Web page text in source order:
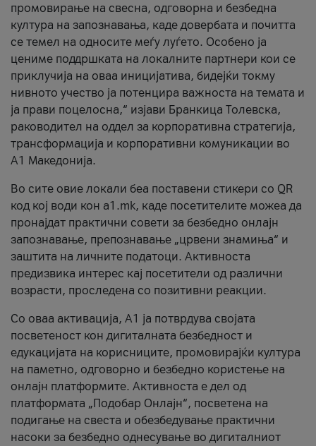
промовирање на свесна, одговорна и безбедна
култура на запознавања, каде довербата и почитта
се темел на односите меѓу луѓето. Особено ја
цениме поддршката на локалните партнери кои се
приклучија на оваа иницијатива, бидејќи токму
нивното учество ја потенцира важноста на темата и
ја прави поцелосна,“ изјави Бранкица Толевска,
раководител на оддел за корпоративна стратегија,
трансформација и корпоративни комуникации во
А1 Македонија.
Во сите овие локали беа поставени стикери со QR
код кој води кон a1.mk, каде посетителите можеа да
пронајдат практични совети за безбедно онлајн
запознавање, препознавање „црвени знамиња“ и
заштита на личните податоци. Активноста
предизвика интерес кај посетители од различни
возрасти, проследена со позитивни реакции.
Со оваа активација, А1 ја потврдува својата
посветеност кон дигиталната безбедност и
едукацијата на корисниците, промовирајќи култура
на паметно, одговорно и безбедно користење на
онлајн платформите. Активноста е дел од
платформата „Подобар Онлајн“, посветена на
подигање на свеста и обезбедување практични
насоки за безбедно однесување во дигиталниот